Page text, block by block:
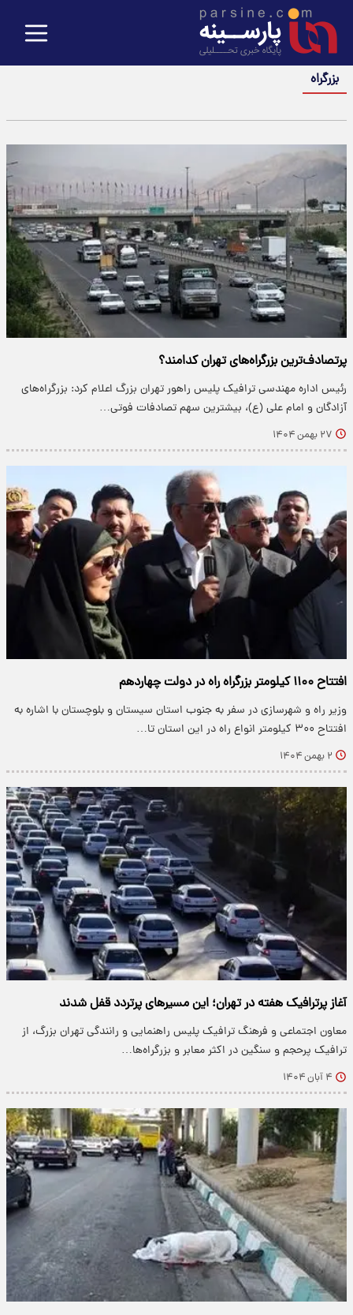
بزرگراه
پرتصادف‌ترین بزرگراه‌های تهران کدامند؟
رئیس اداره مهندسی ترافیک پلیس راهور تهران بزرگ اعلام کرد: بزرگراه‌های
آزادگان و امام علی (ع)، بیشترین سهم تصادفات فوتی…
۲۷ بهمن ۱۴۰۴
افتتاح ۱۱۰۰ کیلومتر بزرگراه راه در دولت چهاردهم
وزیر راه و شهرسازی در سفر به جنوب استان سیستان و بلوچستان با اشاره به
افتتاح ۳۰۰ کیلومتر انواع راه در این استان تا…
۲ بهمن ۱۴۰۴
آغاز پرترافیک هفته در تهران؛ این مسیرهای پرتردد قفل شدند
معاون اجتماعی و فرهنگ ترافیک پلیس راهنمایی و رانندگی تهران بزرگ، از
ترافیک پرحجم و سنگین در اکثر معابر و بزرگراه‌ها…
۴ آبان ۱۴۰۴